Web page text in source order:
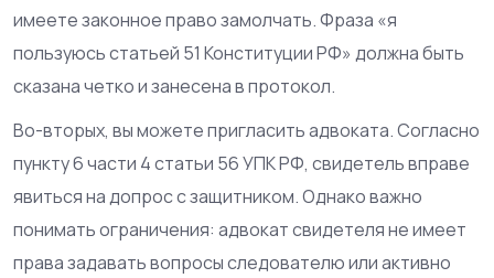
имеете законное право замолчать. Фраза «я
пользуюсь статьей 51 Конституции РФ» должна быть
сказана четко и занесена в протокол.
Во-вторых, вы можете пригласить адвоката. Согласно
пункту 6 части 4 статьи 56 УПК РФ, свидетель вправе
явиться на допрос с защитником. Однако важно
понимать ограничения: адвокат свидетеля не имеет
права задавать вопросы следователю или активно